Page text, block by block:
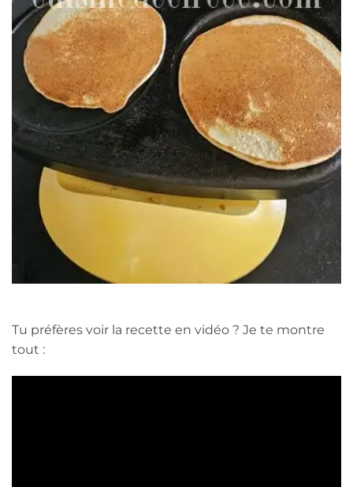
Tu préfères voir la recette en vidéo ? Je te montre
tout :